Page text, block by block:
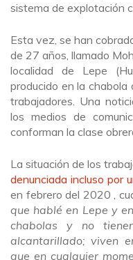
sistema de explotación
Esta vez, se han
de 27 años, llamado
localidad de Lepe
producido en la
trabajadores. Una
los medios de
conforman la clase
La situación de los
denunciada incluso por
en febrero del 2020 ,
que hablé en Lepe y
chabolas y no
alcantarillado; viven
que en cualquier